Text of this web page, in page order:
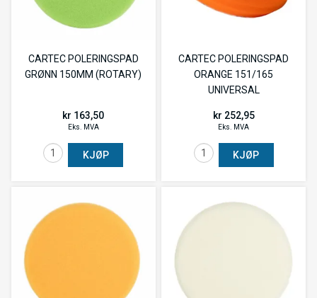
CARTEC POLERINGSPAD
GRØNN 150MM (ROTARY)
kr 163,50
Eks. MVA
KJØP
CARTEC POLERINGSPAD
ORANGE 151/165
UNIVERSAL
kr 252,95
Eks. MVA
KJØP